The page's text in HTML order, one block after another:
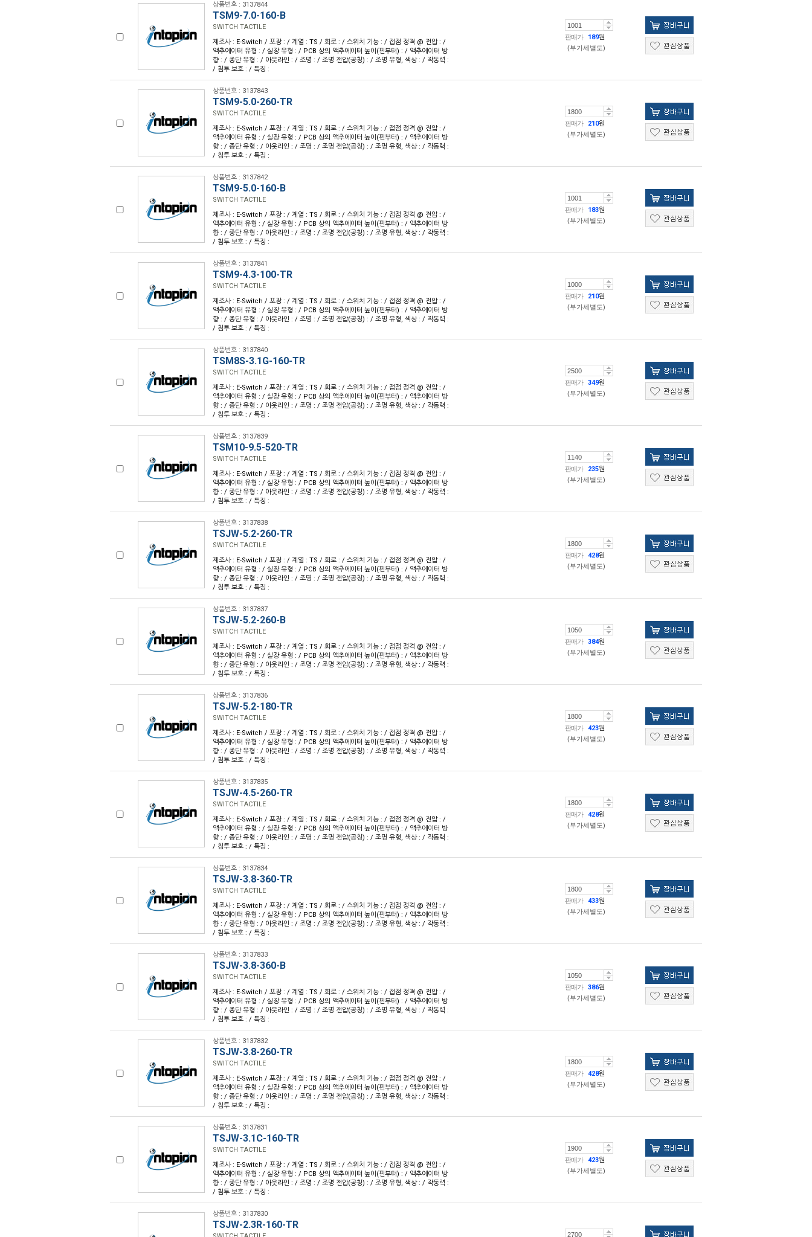
상품번호 : 3137844
TSM9-7.0-160-B
SWITCH TACTILE
제조사 : E-Switch / 포장 : / 계열 : TS / 회로 : / 스위치 기능 : / 접점 정격 @ 전압 : /
액추에이터 유형 : / 실장 유형 : / PCB 상의 액추에이터 높이(핀부터) : / 액추에이터 방
향 : / 종단 유형 : / 아웃라인 : / 조명 : / 조명 전압(공칭) : / 조명 유형, 색상 : / 작동력 :
/ 침투 보호 : / 특징 :
판매가 189원
(부가세별도)
상품번호 : 3137843
TSM9-5.0-260-TR
SWITCH TACTILE
제조사 : E-Switch / 포장 : / 계열 : TS / 회로 : / 스위치 기능 : / 접점 정격 @ 전압 : /
액추에이터 유형 : / 실장 유형 : / PCB 상의 액추에이터 높이(핀부터) : / 액추에이터 방
향 : / 종단 유형 : / 아웃라인 : / 조명 : / 조명 전압(공칭) : / 조명 유형, 색상 : / 작동력 :
/ 침투 보호 : / 특징 :
판매가 210원
(부가세별도)
상품번호 : 3137842
TSM9-5.0-160-B
SWITCH TACTILE
제조사 : E-Switch / 포장 : / 계열 : TS / 회로 : / 스위치 기능 : / 접점 정격 @ 전압 : /
액추에이터 유형 : / 실장 유형 : / PCB 상의 액추에이터 높이(핀부터) : / 액추에이터 방
향 : / 종단 유형 : / 아웃라인 : / 조명 : / 조명 전압(공칭) : / 조명 유형, 색상 : / 작동력 :
/ 침투 보호 : / 특징 :
판매가 183원
(부가세별도)
상품번호 : 3137841
TSM9-4.3-100-TR
SWITCH TACTILE
제조사 : E-Switch / 포장 : / 계열 : TS / 회로 : / 스위치 기능 : / 접점 정격 @ 전압 : /
액추에이터 유형 : / 실장 유형 : / PCB 상의 액추에이터 높이(핀부터) : / 액추에이터 방
향 : / 종단 유형 : / 아웃라인 : / 조명 : / 조명 전압(공칭) : / 조명 유형, 색상 : / 작동력 :
/ 침투 보호 : / 특징 :
판매가 210원
(부가세별도)
상품번호 : 3137840
TSM8S-3.1G-160-TR
SWITCH TACTILE
제조사 : E-Switch / 포장 : / 계열 : TS / 회로 : / 스위치 기능 : / 접점 정격 @ 전압 : /
액추에이터 유형 : / 실장 유형 : / PCB 상의 액추에이터 높이(핀부터) : / 액추에이터 방
향 : / 종단 유형 : / 아웃라인 : / 조명 : / 조명 전압(공칭) : / 조명 유형, 색상 : / 작동력 :
/ 침투 보호 : / 특징 :
판매가 349원
(부가세별도)
상품번호 : 3137839
TSM10-9.5-520-TR
SWITCH TACTILE
제조사 : E-Switch / 포장 : / 계열 : TS / 회로 : / 스위치 기능 : / 접점 정격 @ 전압 : /
액추에이터 유형 : / 실장 유형 : / PCB 상의 액추에이터 높이(핀부터) : / 액추에이터 방
향 : / 종단 유형 : / 아웃라인 : / 조명 : / 조명 전압(공칭) : / 조명 유형, 색상 : / 작동력 :
/ 침투 보호 : / 특징 :
판매가 235원
(부가세별도)
상품번호 : 3137838
TSJW-5.2-260-TR
SWITCH TACTILE
제조사 : E-Switch / 포장 : / 계열 : TS / 회로 : / 스위치 기능 : / 접점 정격 @ 전압 : /
액추에이터 유형 : / 실장 유형 : / PCB 상의 액추에이터 높이(핀부터) : / 액추에이터 방
향 : / 종단 유형 : / 아웃라인 : / 조명 : / 조명 전압(공칭) : / 조명 유형, 색상 : / 작동력 :
/ 침투 보호 : / 특징 :
판매가 428원
(부가세별도)
상품번호 : 3137837
TSJW-5.2-260-B
SWITCH TACTILE
제조사 : E-Switch / 포장 : / 계열 : TS / 회로 : / 스위치 기능 : / 접점 정격 @ 전압 : /
액추에이터 유형 : / 실장 유형 : / PCB 상의 액추에이터 높이(핀부터) : / 액추에이터 방
향 : / 종단 유형 : / 아웃라인 : / 조명 : / 조명 전압(공칭) : / 조명 유형, 색상 : / 작동력 :
/ 침투 보호 : / 특징 :
판매가 384원
(부가세별도)
상품번호 : 3137836
TSJW-5.2-180-TR
SWITCH TACTILE
제조사 : E-Switch / 포장 : / 계열 : TS / 회로 : / 스위치 기능 : / 접점 정격 @ 전압 : /
액추에이터 유형 : / 실장 유형 : / PCB 상의 액추에이터 높이(핀부터) : / 액추에이터 방
향 : / 종단 유형 : / 아웃라인 : / 조명 : / 조명 전압(공칭) : / 조명 유형, 색상 : / 작동력 :
/ 침투 보호 : / 특징 :
판매가 423원
(부가세별도)
상품번호 : 3137835
TSJW-4.5-260-TR
SWITCH TACTILE
제조사 : E-Switch / 포장 : / 계열 : TS / 회로 : / 스위치 기능 : / 접점 정격 @ 전압 : /
액추에이터 유형 : / 실장 유형 : / PCB 상의 액추에이터 높이(핀부터) : / 액추에이터 방
향 : / 종단 유형 : / 아웃라인 : / 조명 : / 조명 전압(공칭) : / 조명 유형, 색상 : / 작동력 :
/ 침투 보호 : / 특징 :
판매가 428원
(부가세별도)
상품번호 : 3137834
TSJW-3.8-360-TR
SWITCH TACTILE
제조사 : E-Switch / 포장 : / 계열 : TS / 회로 : / 스위치 기능 : / 접점 정격 @ 전압 : /
액추에이터 유형 : / 실장 유형 : / PCB 상의 액추에이터 높이(핀부터) : / 액추에이터 방
향 : / 종단 유형 : / 아웃라인 : / 조명 : / 조명 전압(공칭) : / 조명 유형, 색상 : / 작동력 :
/ 침투 보호 : / 특징 :
판매가 433원
(부가세별도)
상품번호 : 3137833
TSJW-3.8-360-B
SWITCH TACTILE
제조사 : E-Switch / 포장 : / 계열 : TS / 회로 : / 스위치 기능 : / 접점 정격 @ 전압 : /
액추에이터 유형 : / 실장 유형 : / PCB 상의 액추에이터 높이(핀부터) : / 액추에이터 방
향 : / 종단 유형 : / 아웃라인 : / 조명 : / 조명 전압(공칭) : / 조명 유형, 색상 : / 작동력 :
/ 침투 보호 : / 특징 :
판매가 386원
(부가세별도)
상품번호 : 3137832
TSJW-3.8-260-TR
SWITCH TACTILE
제조사 : E-Switch / 포장 : / 계열 : TS / 회로 : / 스위치 기능 : / 접점 정격 @ 전압 : /
액추에이터 유형 : / 실장 유형 : / PCB 상의 액추에이터 높이(핀부터) : / 액추에이터 방
향 : / 종단 유형 : / 아웃라인 : / 조명 : / 조명 전압(공칭) : / 조명 유형, 색상 : / 작동력 :
/ 침투 보호 : / 특징 :
판매가 428원
(부가세별도)
상품번호 : 3137831
TSJW-3.1C-160-TR
SWITCH TACTILE
제조사 : E-Switch / 포장 : / 계열 : TS / 회로 : / 스위치 기능 : / 접점 정격 @ 전압 : /
액추에이터 유형 : / 실장 유형 : / PCB 상의 액추에이터 높이(핀부터) : / 액추에이터 방
향 : / 종단 유형 : / 아웃라인 : / 조명 : / 조명 전압(공칭) : / 조명 유형, 색상 : / 작동력 :
/ 침투 보호 : / 특징 :
판매가 423원
(부가세별도)
상품번호 : 3137830
TSJW-2.3R-160-TR